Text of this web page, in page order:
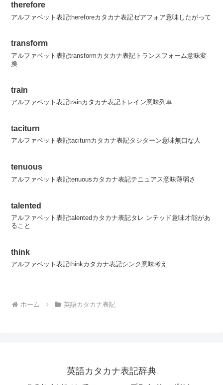
therefore
アルファベット表記thereforeカタカナ表記ゼアフォア意味したがって
transform
アルファベット表記transformカタカナ表記トランスフォーム意味変
換
train
アルファベット表記trainカタカナ表記トレイン意味列車
taciturn
アルファベット表記taciturnカタカナ表記タシターン意味無口な人
tenuous
アルファベット表記tenuousカタカナ表記テニュアス意味薄弱さ
talented
アルファベット表記talentedカタカナ表記タレ ンテッド意味才能があ
ること
think
アルファベット表記thinkカタカナ表記シンク意味考え
ホーム 英語カタカナ表記
英語カタカナ表記辞典